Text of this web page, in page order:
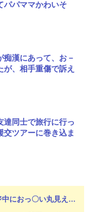
パパママかわいそ
痴漢にあって、お－
が、相手重傷で訴え
達同士で旅行に行っ
交ツアーに巻き込ま
カズにされてシコられまくるｗｗｗ